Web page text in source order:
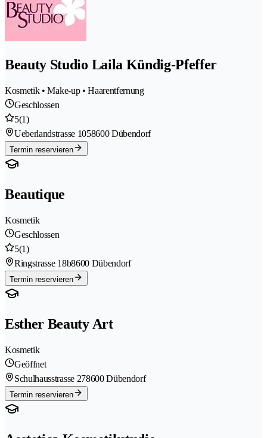
Beauty Studio Laila Kündig-Pfeffer
Kosmetik • Make-up • Haarentfernung
Geschlossen
5(1)
Ueberlandstrasse 1058600 Dübendorf
Termin reservieren
Beautique
Kosmetik
Geschlossen
5(1)
Ringstrasse 18b8600 Dübendorf
Termin reservieren
Esther Beauty Art
Kosmetik
Geöffnet
Schulhausstrasse 278600 Dübendorf
Termin reservieren